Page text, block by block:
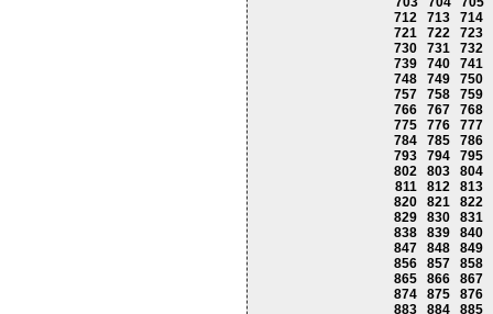
712
713
714
721
722
723
730
731
732
739
740
741
748
749
750
757
758
759
766
767
768
775
776
777
784
785
786
793
794
795
802
803
804
811
812 813
820
821
822
829
830
831
838
839
840
847
848
849
856
857
858
865
866
867
874
875
876
883
884
885